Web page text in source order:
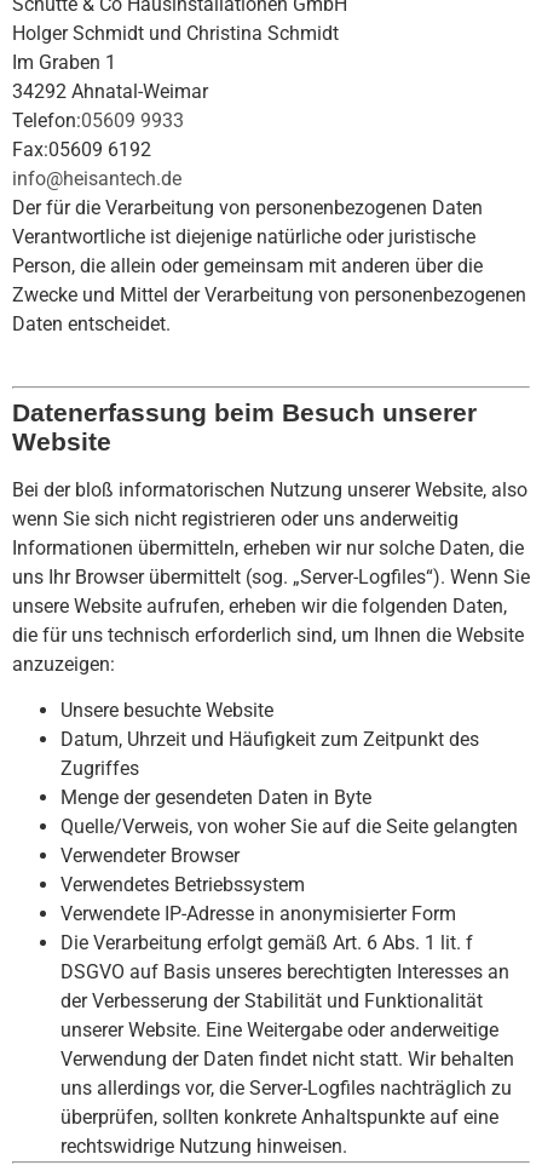
Holger Schmidt und Christina Schmidt
Im Graben 1
34292 Ahnatal-Weimar
Telefon:05609 9933
Fax:05609 6192
info@heisantech.de
Der für die Verarbeitung von personenbezogenen Daten
Verantwortliche ist diejenige natürliche oder juristische
Person, die allein oder gemeinsam mit anderen über die
Zwecke und Mittel der Verarbeitung von personenbezogenen
Daten entscheidet.
Datenerfassung beim Besuch unserer
Website
Bei der bloß informatorischen Nutzung unserer Website, also
wenn Sie sich nicht registrieren oder uns anderweitig
Informationen übermitteln, erheben wir nur solche Daten, die
uns Ihr Browser übermittelt (sog. „Server-Logfiles“). Wenn Sie
unsere Website aufrufen, erheben wir die folgenden Daten,
die für uns technisch erforderlich sind, um Ihnen die Website
anzuzeigen:
Unsere besuchte Website
Datum, Uhrzeit und Häufigkeit zum Zeitpunkt des
Zugriffes
Menge der gesendeten Daten in Byte
Quelle/Verweis, von woher Sie auf die Seite gelangten
Verwendeter Browser
Verwendetes Betriebssystem
Verwendete IP-Adresse in anonymisierter Form
Die Verarbeitung erfolgt gemäß Art. 6 Abs. 1 lit. f
DSGVO auf Basis unseres berechtigten Interesses an
der Verbesserung der Stabilität und Funktionalität
unserer Website. Eine Weitergabe oder anderweitige
Verwendung der Daten findet nicht statt. Wir behalten
uns allerdings vor, die Server-Logfiles nachträglich zu
überprüfen, sollten konkrete Anhaltspunkte auf eine
rechtswidrige Nutzung hinweisen.